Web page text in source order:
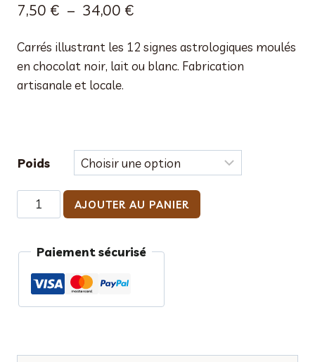
7,50 € – 34,00 €
prix :
Carrés illustrant les 12 signes astrologiques moulés
en chocolat noir, lait ou blanc. Fabrication
artisanale et locale.
Poids
quantité
de
astrologiques
chocolat
mélangés
AJOUTER AU PANIER
Paiement sécurisé